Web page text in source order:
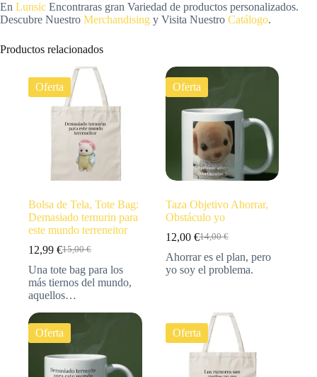
En Lunsic Encontraras gran Variedad de productos personalizados.
Descubre Nuestro Merchandising y Visita Nuestro Catálogo.
Productos relacionados
Oferta
Bolsa de Tela, Tote Bag:
Demasiado ternurin para
este mundo terreneitor
15,00€
12,99 €
Una tote bag para los
más tiernos del mundo,
aquellos…
Oferta
Taza Objetivo Ahorrar,
Obstáculo yo
14,00€
12,00 €
Ahorrar es el plan, pero
yo soy el problema.
Oferta Oferta